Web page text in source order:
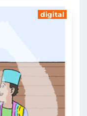
digital